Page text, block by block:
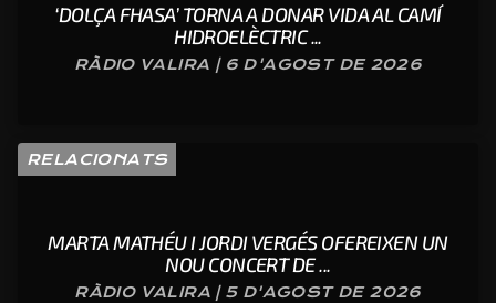
‘DOLÇA FHASA’ TORNA A DONAR VIDA AL CAMÍ
HIDROELÈCTRIC ...
RÀDIO VALIRA | 6 D'AGOST DE 2026
RELACIONATS
MARTA MATHÉU I JORDI VERGÉS OFEREIXEN UN
NOU CONCERT DE ...
RÀDIO VALIRA | 5 D'AGOST DE 2026